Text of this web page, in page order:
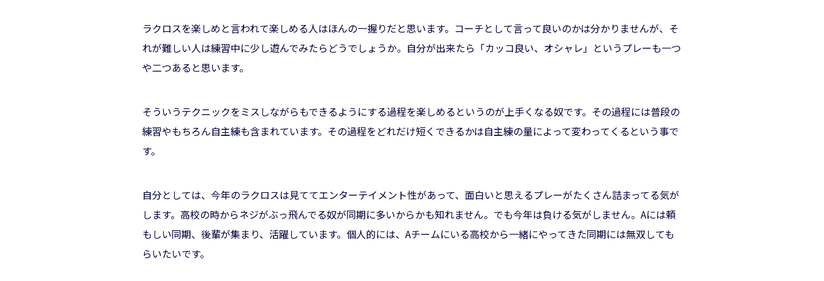
ラクロスを楽しめと言われて楽しめる人はほんの一握りだと思います。コーチとして言って良いのかは分かりませんが、そ
れが難しい人は練習中に少し遊んでみたらどうでしょうか。自分が出来たら「カッコ良い、オシャレ」というプレーも一つ
や二つあると思います。
そういうテクニックをミスしながらもできるようにする過程を楽しめるというのが上手くなる奴です。その過程には普段の
練習やもちろん自主練も含まれています。その過程をどれだけ短くできるかは自主練の量によって変わってくるという事で
す。
自分としては、今年のラクロスは見ててエンターテイメント性があって、面白いと思えるプレーがたくさん詰まってる気が
します。高校の時からネジがぶっ飛んでる奴が同期に多いからかも知れません。でも今年は負ける気がしません。Aには頼
もしい同期、後輩が集まり、活躍しています。個人的には、Aチームにいる高校から一緒にやってきた同期には無双しても
らいたいです。